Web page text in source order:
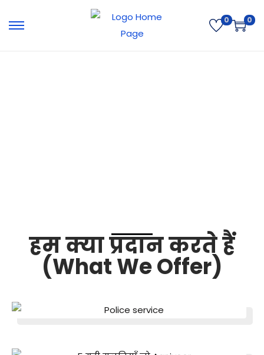
0 0
हम क्या प्रदान करते हैं
(What We Offer)